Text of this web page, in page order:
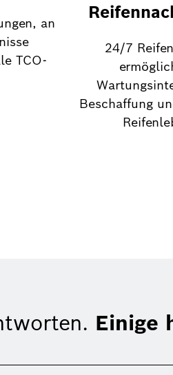
an
TCO-
24/7
Beschaffung
Einige